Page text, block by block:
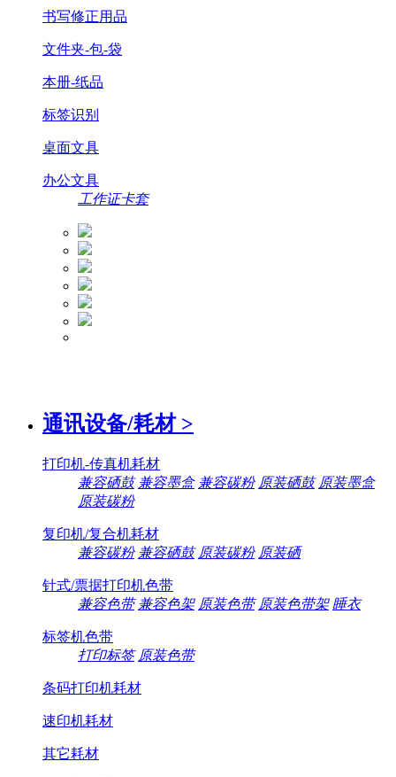
书写修正用品
文件夹-包-袋
本册-纸品
标签识别
桌面文具
办公文具
工作证卡套
通讯设备/耗材 >
打印机-传真机耗材
兼容硒鼓 兼容墨盒 兼容碳粉 原装硒鼓 原装墨盒
原装碳粉
复印机/复合机耗材
兼容碳粉 兼容硒鼓 原装碳粉 原装硒
针式/票据打印机色带
兼容色带 兼容色架 原装色带 原装色带架 睡衣
标签机色带
打印标签 原装色带
条码打印机耗材
速印机耗材
其它耗材